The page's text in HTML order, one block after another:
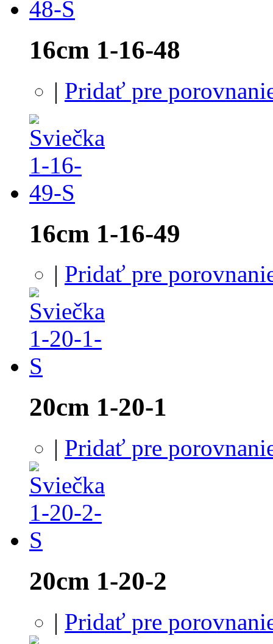
16cm 1-16-48
| Pridať pre
16cm 1-16-49
| Pridať pre
20cm 1-20-1
| Pridať pre
20cm 1-20-2
| Pridať pre